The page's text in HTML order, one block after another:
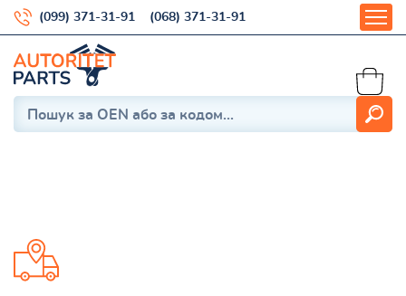
(099) 371-31-91 (068) 371-31-91